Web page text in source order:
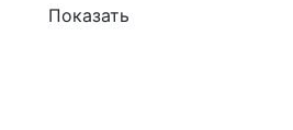
Показать